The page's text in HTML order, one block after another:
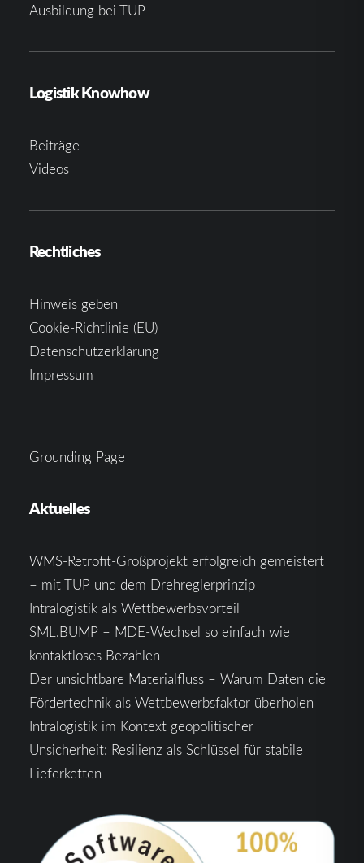
Ausbildung bei TUP
Logistik Knowhow
Beiträge
Videos
Rechtliches
Hinweis geben
Cookie-Richtlinie (EU)
Datenschutzerklärung
Impressum
Grounding Page
Aktuelles
WMS-Retrofit-Großprojekt erfolgreich gemeistert
– mit TUP und dem Drehreglerprinzip
Intralogistik als Wettbewerbsvorteil
SML.BUMP – MDE-Wechsel so einfach wie
kontaktloses Bezahlen
Der unsichtbare Materialfluss – Warum Daten die
Fördertechnik als Wettbewerbsfaktor überholen
Intralogistik im Kontext geopolitischer
Unsicherheit: Resilienz als Schlüssel für stabile
Lieferketten